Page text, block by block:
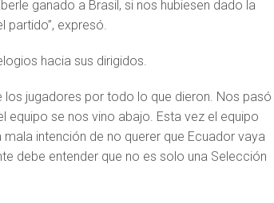
ganado a Brasil, si nos hubiesen dado la
partido”, expresó.
hacia sus dirigidos.
los jugadores por todo lo que dieron. Nos pasó
equipo se nos vino abajo. Esta vez el equipo
intención de no querer que Ecuador vaya
debe entender que no es solo una Selección